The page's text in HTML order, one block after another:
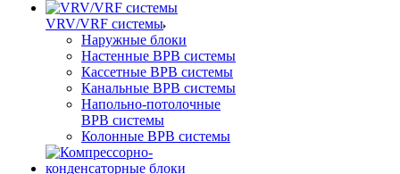
VRV/VRF системы
Наружные блоки
Настенные ВРВ системы
Кассетные ВРВ системы
Канальные ВРВ системы
Напольно-потолочные
ВРВ системы
Колонные ВРВ системы